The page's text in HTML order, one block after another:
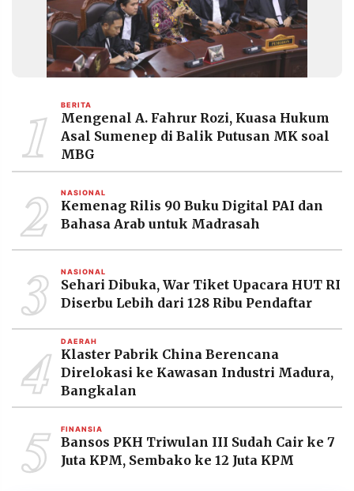
RESOLUSI
MEDIA
©
Resolusi.co
-
PT.
RESOLUSI
MEDIA
PRAMUDITA
1 BERITA
Mengenal A. Fahrur Rozi, Kuasa Hukum
Asal Sumenep di Balik Putusan MK soal
MBG
2 NASIONAL
Kemenag Rilis 90 Buku Digital PAI dan
Bahasa Arab untuk Madrasah
3 NASIONAL
Sehari Dibuka, War Tiket Upacara HUT RI
Diserbu Lebih dari 128 Ribu Pendaftar
4 DAERAH
Klaster Pabrik China Berencana
Direlokasi ke Kawasan Industri Madura,
Bangkalan
5 FINANSIA
Bansos PKH Triwulan III Sudah Cair ke 7
Juta KPM, Sembako ke 12 Juta KPM